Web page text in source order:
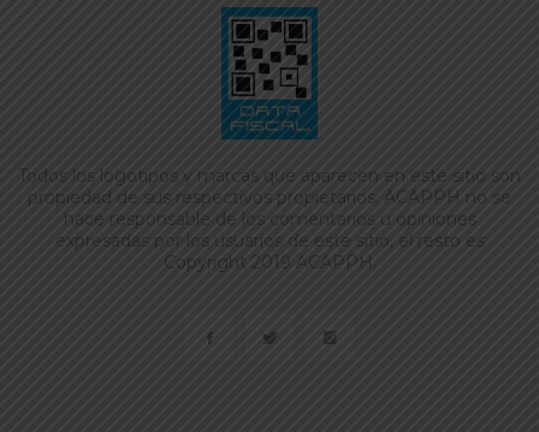
Todos los logotipos y marcas que aparecen en este sitio son
propiedad de sus respectivos propietarios. ACAPPH no se
hace responsable de los comentarios u opiniones
expresadas por los usuarios de este sitio, el resto es
Copyright 2019 ACAPPH.